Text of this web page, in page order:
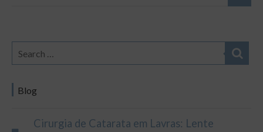
Blog
Cirurgia de Catarata em Lavras: Lente